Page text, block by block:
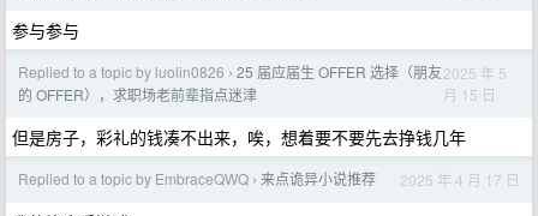
参与参与
Replied to a topic by luolin0826 › 25 届应届生 OFFER 选择（朋友
的 OFFER），求职场老前辈指点迷津
2025 年 5
月 15 日
但是房子，彩礼的钱凑不出来，唉，想着要不要先去挣钱几年
Replied to a topic by EmbraceQWQ › 来点诡异小说推荐 2025 年 4 月 17 日